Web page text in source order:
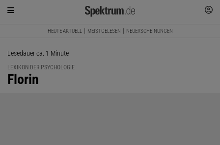
HEUTE AKTUELL MEISTGELESEN NEUERSCHEINUNGEN
Lesedauer ca. 1 Minute
LEXIKON DER PSYCHOLOGIE
:
Florin